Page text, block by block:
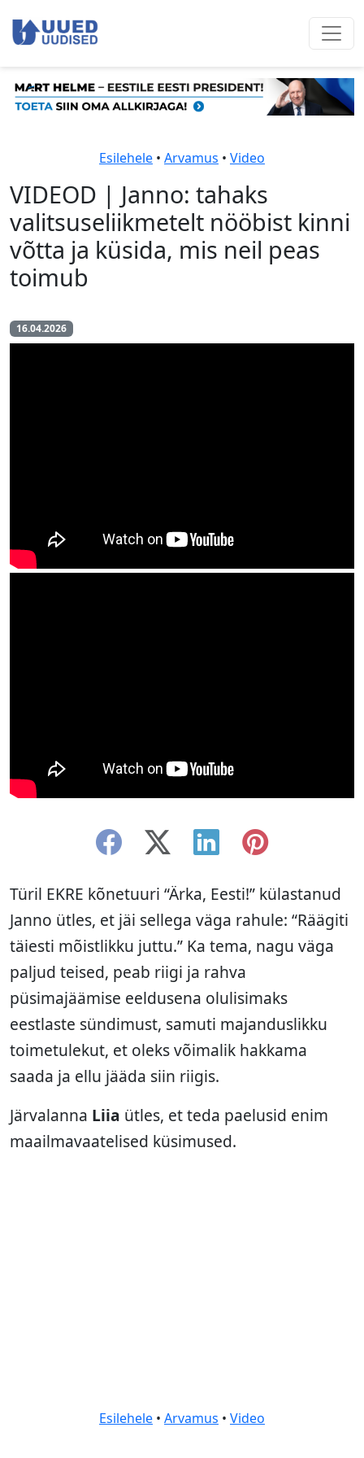
Esilehele • Arvamus • Video
VIDEOD | Janno: tahaks
valitsuseliikmetelt nööbist kinni
võtta ja küsida, mis neil peas
toimub
16.04.2026
Türil EKRE kõnetuuri “Ärka, Eesti!” külastanud
Janno ütles, et jäi sellega väga rahule: “Räägiti
täiesti mõistlikku juttu.” Ka tema, nagu väga
paljud teised, peab riigi ja rahva
püsimajäämise eeldusena olulisimaks
eestlaste sündimust, samuti majanduslikku
toimetulekut, et oleks võimalik hakkama
saada ja ellu jääda siin riigis.
Järvalanna Liia ütles, et teda paelusid enim
maailmavaatelised küsimused.
Esilehele • Arvamus • Video